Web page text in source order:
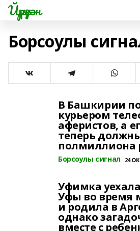
Йүрүҙән
Борсоулы
В Башкирии
курьером
аферистов, а
теперь
полмиллиона
Борсоулы сигнал 24
Уфимка
Уфы во время
и родила в
однако
вместе с